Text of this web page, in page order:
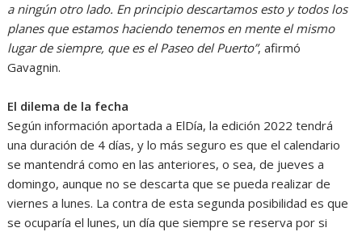
a ningún otro lado. En principio descartamos esto y todos los
planes que estamos haciendo tenemos en mente el mismo
lugar de siempre, que es el Paseo del Puerto”, afirmó
Gavagnin.
El dilema de la fecha
Según información aportada a ElDía, la edición 2022 tendrá
una duración de 4 días, y lo más seguro es que el calendario
se mantendrá como en las anteriores, o sea, de jueves a
domingo, aunque no se descarta que se pueda realizar de
viernes a lunes. La contra de esta segunda posibilidad es que
se ocuparía el lunes, un día que siempre se reserva por si